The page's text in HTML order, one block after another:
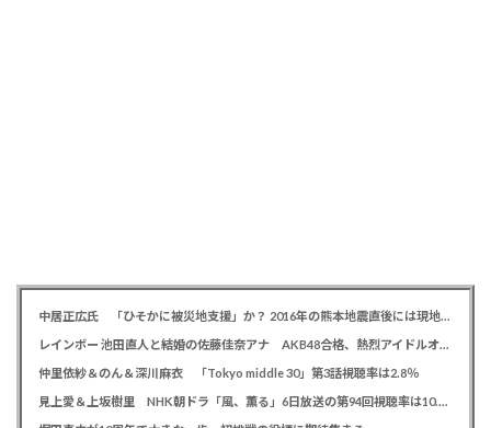
中居正広氏 「ひそかに被災地支援」か？ 2016年の熊本地震直後には現地で炊き出し 親友・松本人志の闘病に心を痛め、頻繁に連絡も
レインボー 池田直人と結婚の佐藤佳奈アナ AKB48合格、熱烈アイドルオタク「さかなちゃん」として人気に、7月末に読売テレビ退社
仲里依紗＆のん＆深川麻衣 「Tokyo middle 30」第3話視聴率は2.8％
見上愛＆上坂樹里 NHK朝ドラ「風、薫る」6日放送の第94回視聴率は10.4％